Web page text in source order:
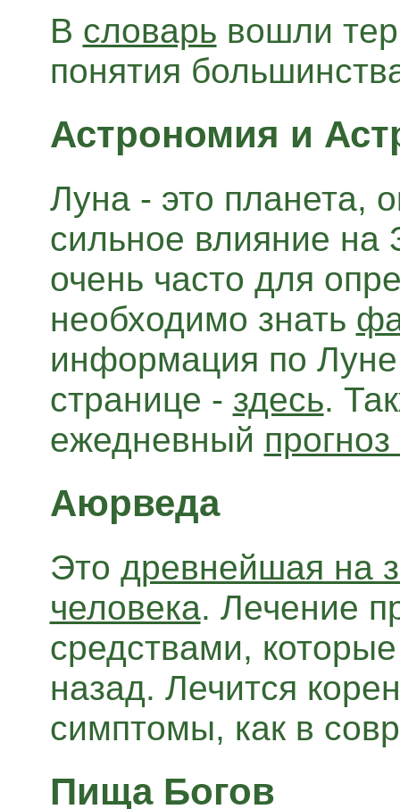
В словарь вошли
понятия
Астрономия и
Луна - это планета,
сильное влияние
очень часто для
необходимо знать
информация по
странице - здесь.
ежедневный
Аюрведа
Это древнейшая на
человека. Лечение
средствами,
назад. Лечится
симптомы, как в
Пища Богов